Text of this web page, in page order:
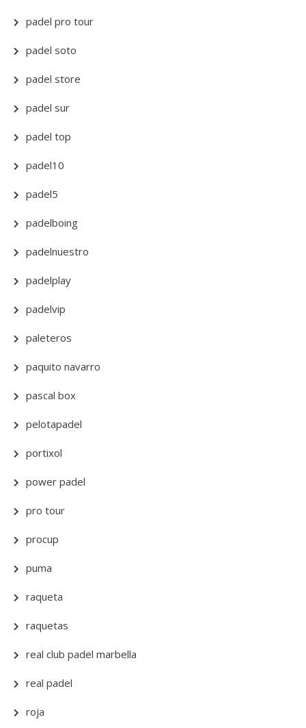
padel pro tour
padel soto
padel store
padel sur
padel top
padel10
padel5
padelboing
padelnuestro
padelplay
padelvip
paleteros
paquito navarro
pascal box
pelotapadel
portixol
power padel
pro tour
procup
puma
raqueta
raquetas
real club padel marbella
real padel
roja